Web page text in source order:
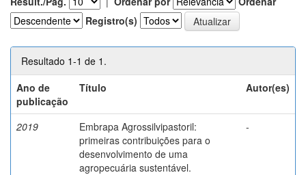
Registro(s)
Resultado 1-1 de 1.
Ano de
publicação
Título Autor(es)
2019
Embrapa Agrossilvipastoril:
primeiras contribuições para o
desenvolvimento de uma
agropecuária sustentável.
-